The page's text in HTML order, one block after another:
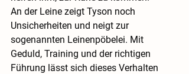
An der Leine zeigt Tyson noch
Unsicherheiten und neigt zur
sogenannten Leinenpöbelei. Mit
Geduld, Training und der richtigen
Führung lässt sich dieses Verhalten